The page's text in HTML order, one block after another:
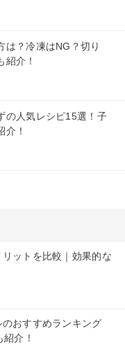
は？冷凍はNG？切り
紹介！
の人気レシピ15選！子
介！
ットを比較｜効果的な
おすすめランキング
介！